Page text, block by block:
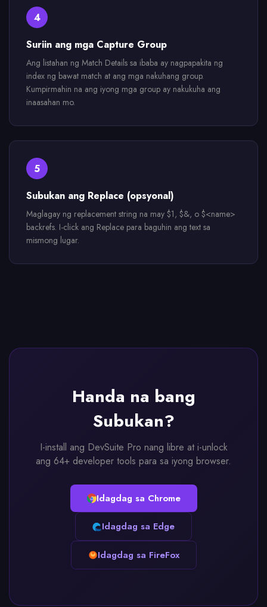
4
Suriin ang mga Capture Group
Ang listahan ng Match Details sa ibaba ay nagpapakita ng
index ng bawat match at ang mga nakuhang group.
Kumpirmahin na ang iyong mga group ay nakukuha ang
inaasahan mo.
5
Subukan ang Replace (opsyonal)
Maglagay ng replacement string na may $1, $&, o $<name>
backrefs. I-click ang Replace para baguhin ang text sa
mismong lugar.
Handa na bang
Subukan?
I-install ang DevSuite Pro nang libre at i-unlock
ang 64+ developer tools para sa iyong browser.
Idagdag sa Chrome
Idagdag sa Edge
Idagdag sa FireFox